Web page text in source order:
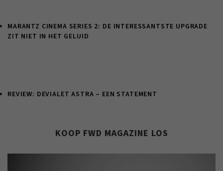
MARANTZ CINEMA SERIES 2: DE INTERESSANTSTE UPGRADE
ZIT NIET IN HET GELUID
REVIEW: DEVIALET ASTRA – EEN STATEMENT
KOOP FWD MAGAZINE LOS